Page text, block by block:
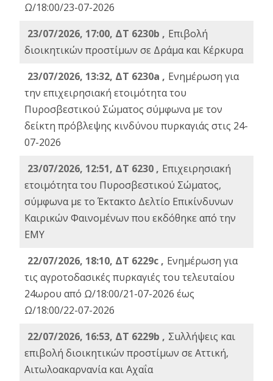
Ω/18:00/23-07-2026
23/07/2026, 17:00, ΔΤ 6230b , Επιβολή
διοικητικών προστίμων σε Δράμα και Κέρκυρα
23/07/2026, 13:32, ΔΤ 6230a , Ενημέρωση για
την επιχειρησιακή ετοιμότητα του
Πυροσβεστικού Σώματος σύμφωνα με τον
δείκτη πρόβλεψης κινδύνου πυρκαγιάς στις 24-
07-2026
23/07/2026, 12:51, ΔΤ 6230 , Επιχειρησιακή
ετοιμότητα του Πυροσβεστικού Σώματος,
σύμφωνα με το Έκτακτο Δελτίο Επικίνδυνων
Καιρικών Φαινομένων που εκδόθηκε από την
ΕΜΥ
22/07/2026, 18:10, ΔΤ 6229c , Ενημέρωση για
τις αγροτοδασικές πυρκαγιές του τελευταίου
24ωρου από Ω/18:00/21-07-2026 έως
Ω/18:00/22-07-2026
22/07/2026, 16:53, ΔΤ 6229b , Σuλλήψεις και
επιβολή διοικητικών προστίμων σε Αττική,
Αιτωλοακαρνανία και Αχαΐα